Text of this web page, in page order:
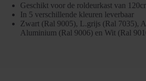
Geschikt voor de roldeurkast van
In 5 verschillende kleuren leverbaar
Zwart (Ral 9005), L.grijs (Ral 7035),
Aluminium (Ral 9006) en Wit (Ral